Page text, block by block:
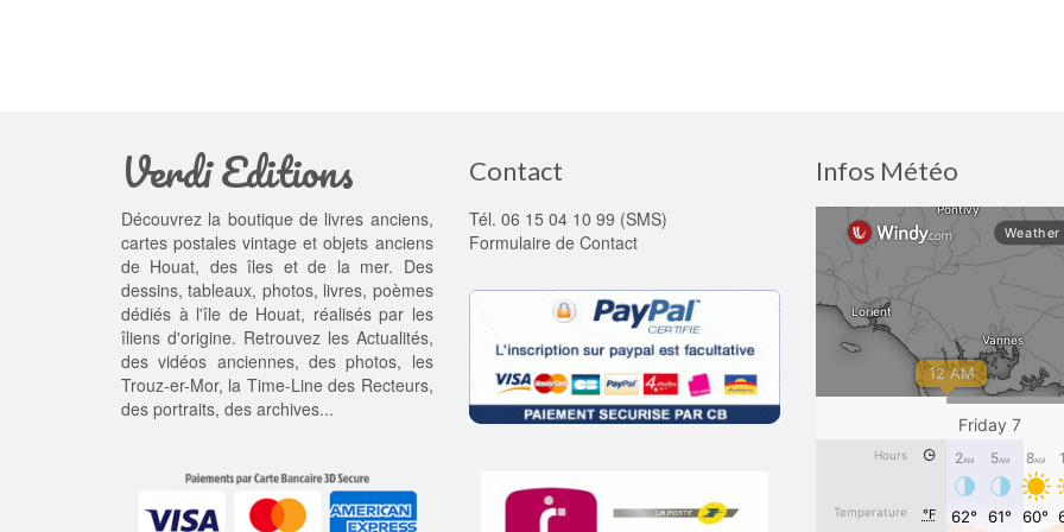
Verdi Editions
Découvrez la boutique de livres anciens,
cartes postales vintage et objets anciens
de Houat, des îles et de la mer. Des
dessins, tableaux, photos, livres, poèmes
dédiés à l'île de Houat, réalisés par les
îliens d'origine. Retrouvez les Actualités,
desvidéos anciennes, desphotos, les
Trouz-er-Mor, la Time-Line des Recteurs,
des portraits, des archives...
Contact
Tél. 06 15 04 10 99 (SMS)
Formulaire de Contact
Infos Météo